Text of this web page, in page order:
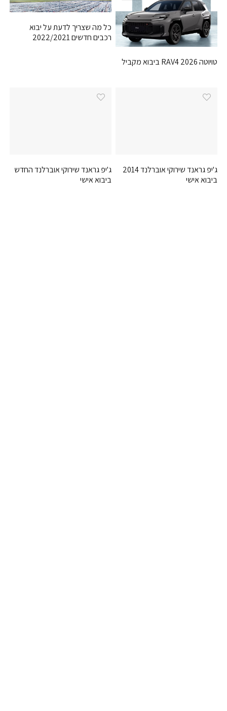
טויוטה RAV4 2026 ביבוא מקביל
כל מה שצריך לדעת על יבוא
רכבים חדשים 2022/2021
ג'יפ גראנד שירוקי אוברלנד 2014
ביבוא אישי
ג'יפ גראנד שירוקי אוברלנד החדש
ביבוא אישי